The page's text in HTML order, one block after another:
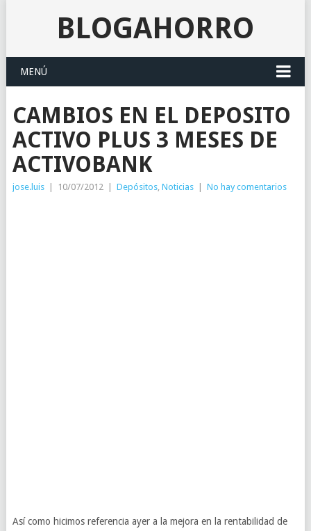
BLOGAHORRO
MENÚ
CAMBIOS EN EL DEPOSITO
ACTIVO PLUS 3 MESES DE
ACTIVOBANK
jose.luis 10/07/2012 Depósitos, Noticias No hay comentarios
Así como hicimos referencia ayer a la mejora en la rentabilidad de